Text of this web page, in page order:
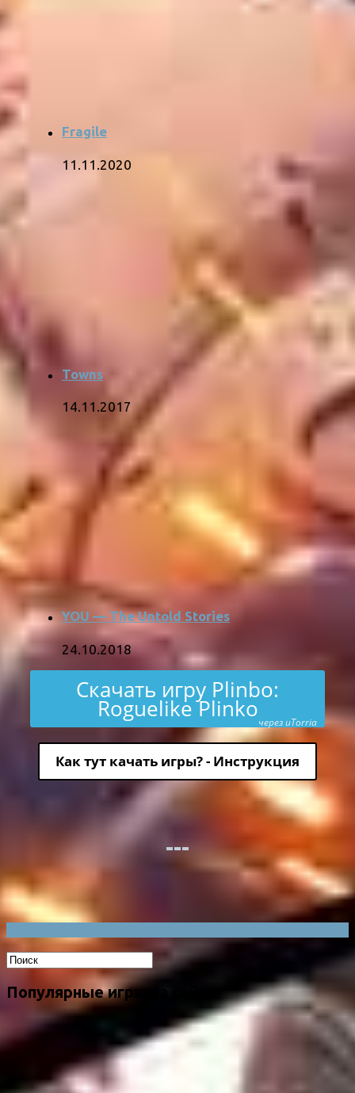
Fragile
11.11.2020
Towns
14.11.2017
YOU — The Untold Stories
24.10.2018
Скачать игру Plinbo:
Roguelike Plinkoчерез uTorria
Как тут качать игры? - Инструкция
Популярные игры на сайте